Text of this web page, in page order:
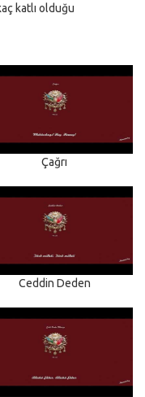
katlı olduğu
Çağrı
Ceddin Deden